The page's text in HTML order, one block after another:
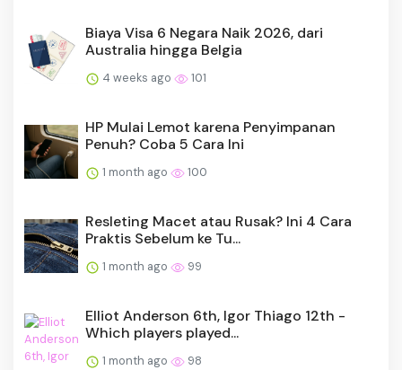
Biaya Visa 6 Negara Naik 2026, dari
Australia hingga Belgia
4 weeks ago 101
HP Mulai Lemot karena Penyimpanan
Penuh? Coba 5 Cara Ini
1 month ago 100
Resleting Macet atau Rusak? Ini 4 Cara
Praktis Sebelum ke Tu...
1 month ago 99
Elliot Anderson 6th, Igor Thiago 12th -
Which players played...
1 month ago 98